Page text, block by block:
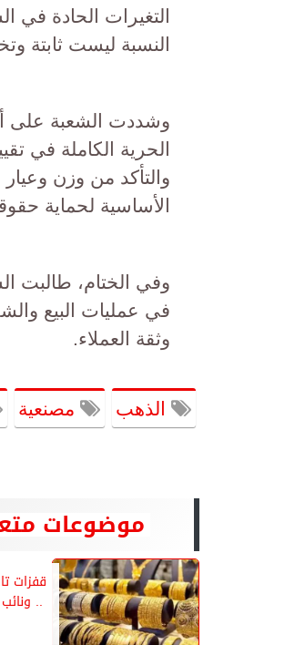
التغيرات الحادة
النسبة ليست ثابتة
وشددت الشعبة على
الحرية الكاملة في
والتأكد من وزن
الأساسية لحماية
وفي الختام، طالبت
في عمليات البيع
وثقة العملاء.
الذهب مصنعية
موضوعات
قفزات
..